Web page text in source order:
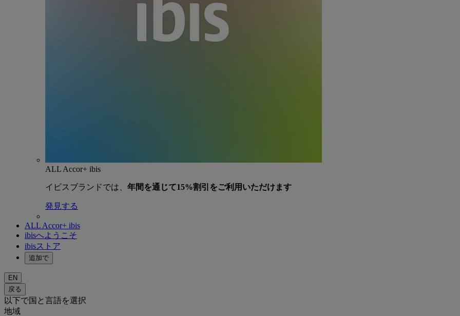
ALL Accor+ ibis
イビスブランドでは、 年間を通じて15%割引をご利用いただけます
発見する
ALL Accor+ ibis
ibisへようこそ
ibisストア
追加で
EN
戻る
以下で国と言語を選択
地域